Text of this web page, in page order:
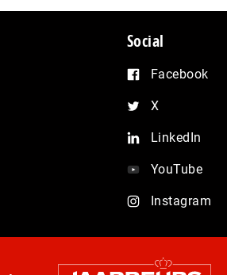
Social
Facebook
X
LinkedIn
YouTube
Instagram